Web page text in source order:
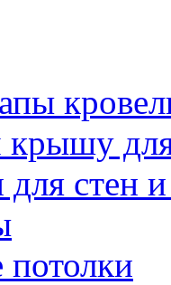
стен
потолки